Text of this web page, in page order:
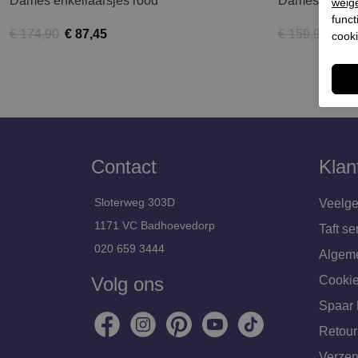
€ 174,90 € 87,45 € 159,90 €
Contact
Sloterweg 303D
1171 VC Badhoevedorp
020 659 3444
Volg ons
Taft
Spaar